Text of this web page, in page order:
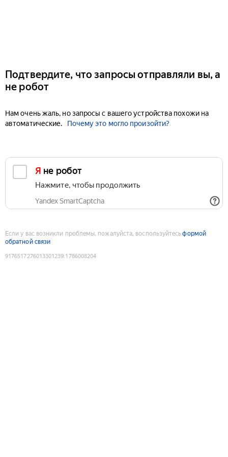
Подтвердите, что запросы отправляли вы, а
не робот
Нам очень жаль, но запросы с вашего устройства похожи на
автоматические.
Почему это могло произойти?
Я не робот
Нажмите, чтобы продолжить
Yandex SmartCaptcha
Если у вас возникли проблемы, пожалуйста, воспользуйтесьформой
обратной связи
9176517276013301239:1786008204